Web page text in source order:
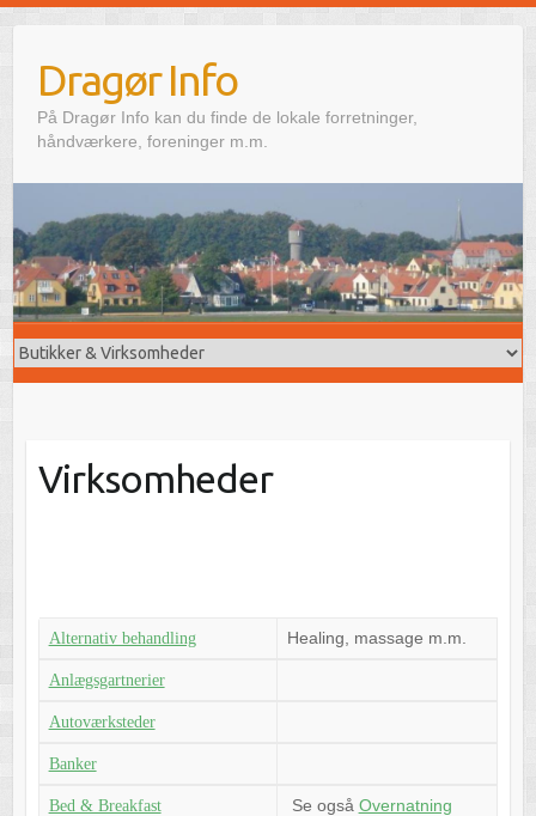
Dragør Info
På Dragør Info kan du finde de lokale forretninger,
håndværkere, foreninger m.m.
Virksomheder
Alternativ behandling Healing, massage m.m.
Anlægsgartnerier
Autoværksteder
Banker
Bed & Breakfast Se også Overnatning